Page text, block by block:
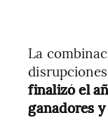
La
finalizó el
ganadores